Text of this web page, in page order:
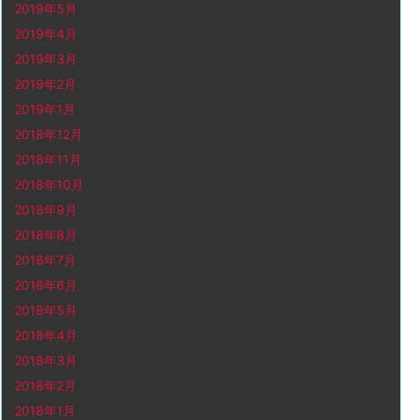
2019年5月
2019年4月
2019年3月
2019年2月
2019年1月
2018年12月
2018年11月
2018年10月
2018年9月
2018年8月
2018年7月
2018年6月
2018年5月
2018年4月
2018年3月
2018年2月
2018年1月